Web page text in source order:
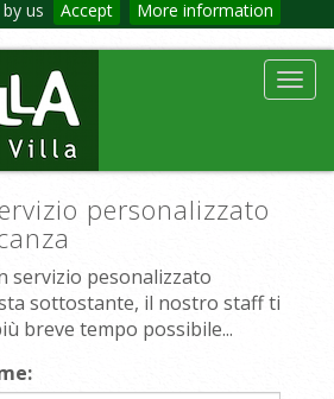
us Accept More information
personalizzato
servizio pesonalizzato
sottostante, il nostro staff ti
breve tempo possibile...